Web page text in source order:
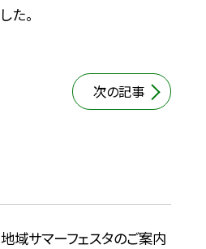
た。
次の記事
地域サマーフェスタのご案内